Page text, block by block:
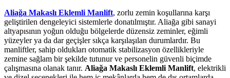
Aliağa Makaslı Eklemli Manlift, zorlu zemin koşullarına karşı
geliştirilen dengeleyici sistemlerle donatılmıştır. Aliağa gibi sanayi
altyapısının yoğun olduğu bölgelerde düzensiz zeminler, eğimli
yüzeyler ya da dar geçişler sıkça karşılaşılan durumlardır. Bu
manliftler, sahip oldukları otomatik stabilizasyon özellikleriyle
zemine sağlam bir şekilde tutunur ve personelin güvenli biçimde
çalışmasına olanak tanır. Aliağa Makaslı Eklemli Manlift, elektrikli